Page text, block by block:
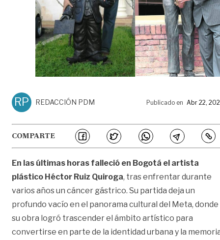
RP REDACCIÓN PDM Publicado en Abr 22,
COMPARTE
En las últimas horas falleció en Bogotá el artista
plástico Héctor Ruiz Quiroga, tras enfrentar durante
varios años un cáncer gástrico. Su partida deja un
profundo vacío en el panorama cultural del Meta, donde
su obra logró trascender el ámbito artístico para
convertirse en parte de la identidad urbana y la